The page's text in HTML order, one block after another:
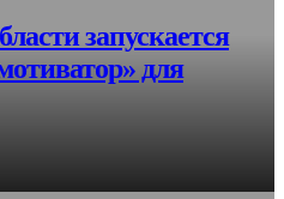
запускается
для